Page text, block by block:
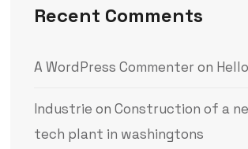
Recent Comments
A WordPress Commenter on
Industrie on Construction of a
tech plant in washingtons